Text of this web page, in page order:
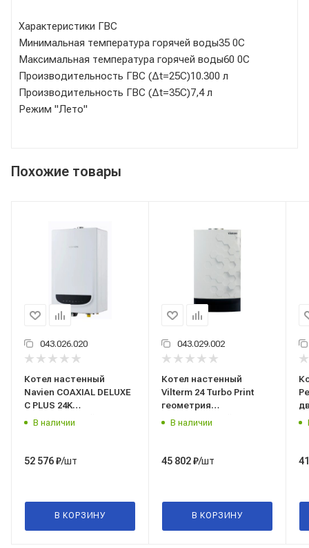
Характеристики ГВС
Минимальная температура горячей воды35 0C
Максимальная температура горячей воды60 0C
Производительность ГВС (Δt=25C)10.300 л
Производительность ГВС (Δt=35C)7,4 л
Режим "Лето"
Похожие товары
043.026.020
Котел настенный
Navien COAXIAL DELUXE
С PLUS 24K
двухконтурный с
В наличии
52 576₽/шт
В КОРЗИНУ
043.029.002
Котел настенный
Vilterm 24 Turbo Print
геометрия
двухконтурный с
В наличии
45 802₽/шт
В КОРЗИНУ